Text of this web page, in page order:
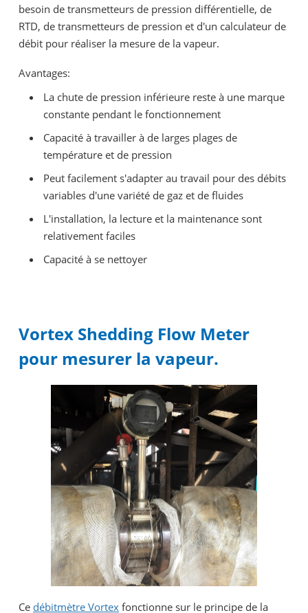
besoin de transmetteurs de pression différentielle, de
RTD, de transmetteurs de pression et d'un calculateur de
débit pour réaliser la mesure de la vapeur.
Avantages:
La chute de pression inférieure reste à une marque
constante pendant le fonctionnement
Capacité à travailler à de larges plages de
température et de pression
Peut facilement s'adapter au travail pour des débits
variables d'une variété de gaz et de fluides
L'installation, la lecture et la maintenance sont
relativement faciles
Capacité à se nettoyer
Vortex Shedding Flow Meter
pour mesurer la vapeur.
Ce débitmètre Vortex fonctionne sur le principe de la